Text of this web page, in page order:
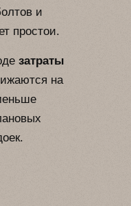
и
простои.
затраты
на